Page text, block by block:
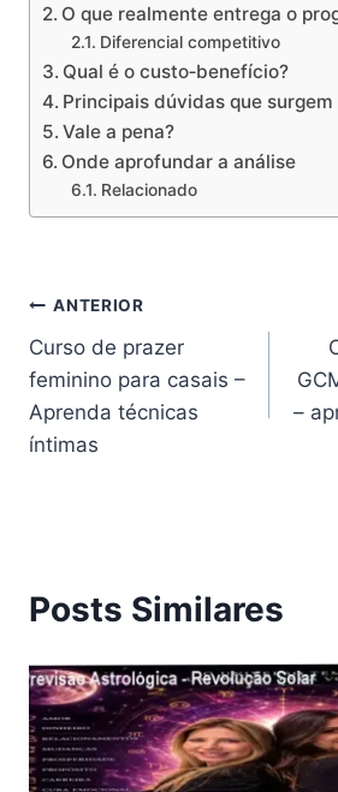
O que realmente entrega o
Diferencial competitivo
Qual é o custo‑benefício?
Principais dúvidas que
Vale a pena?
Onde aprofundar a análise
Relacionado
Navegação
de
Post
ANTERIOR
Curso de prazer
feminino para casais –
Aprenda técnicas
íntimas
–
Posts Similares